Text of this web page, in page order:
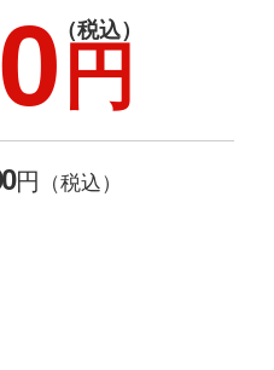
円
（税込）
円 （税込）